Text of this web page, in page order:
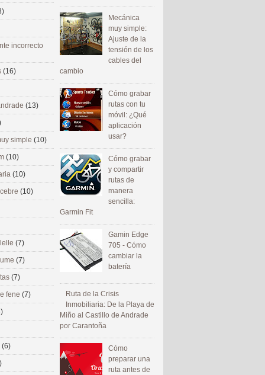
Mecánica
muy simple:
Ajuste de la
tensión de los
cables del
cambio
Cómo grabar
rutas con tu
móvil: ¿Qué
aplicación
usar?
Cómo grabar
y compartir
rutas de
manera
sencilla:
Garmin Fit
Gamin Edge
705 - Cómo
cambiar la
batería
Ruta de la Crisis
Inmobiliaria: De la Playa de
Miño al Castillo de Andrade
por Carantoña
Cómo
preparar una
ruta antes de
incorrecto
(16)
(13)
simple (10)
(10)
(10)
(10)
(7)
(7)
(7)
fene (7)
(6)